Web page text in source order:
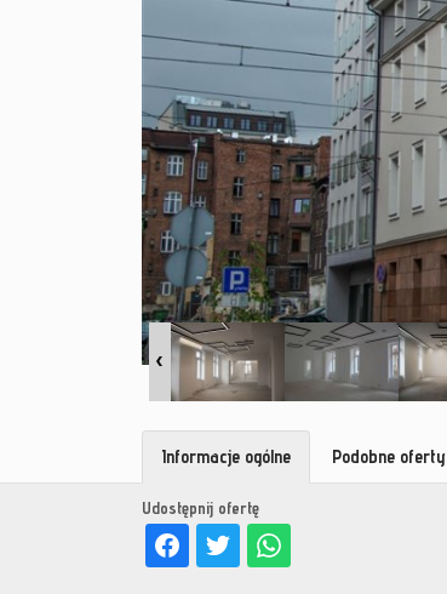
Udostępnij ofertę
Informacje ogólne Podobne oferty